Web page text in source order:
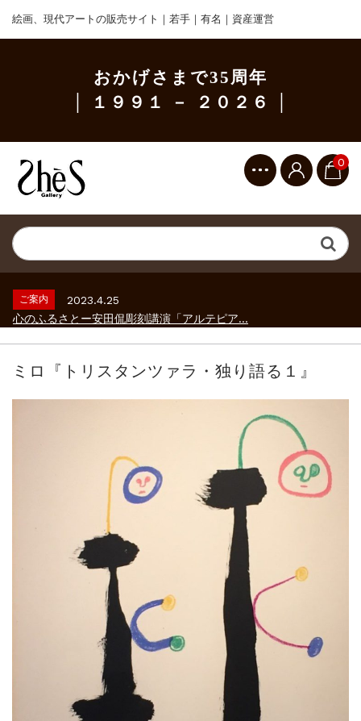
絵画、現代アートの販売サイト｜若手｜有名｜資産運営
おかげさまで35周年
│ １９９１ － ２０２６ │
0
ご案内
2023.2.25
砂澤ビッキ展 －砂澤ビッキの生きた時代－...
ご案内
2023.4.25
ご案内
2023.2.25
ギャラリーシーズ「秋の美術散歩 京都・大...
ご案内
2023.4.25
心のふるさとー安田侃彫刻講演「アルテピア...
ギャラリーシーズ「秋の美術散歩 京都・大...
ミロ『トリスタンツァラ・独り語る１』